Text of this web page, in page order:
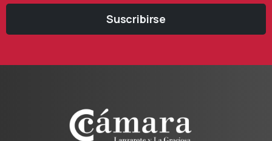
Suscribirse